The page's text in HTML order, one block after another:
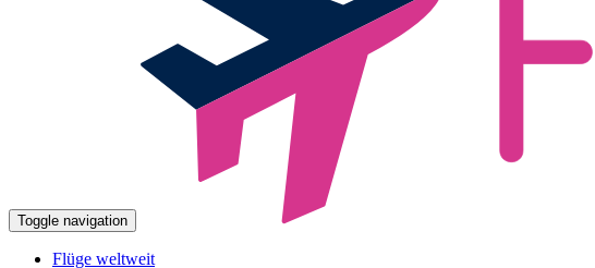
Toggle navigation
Flüge weltweit